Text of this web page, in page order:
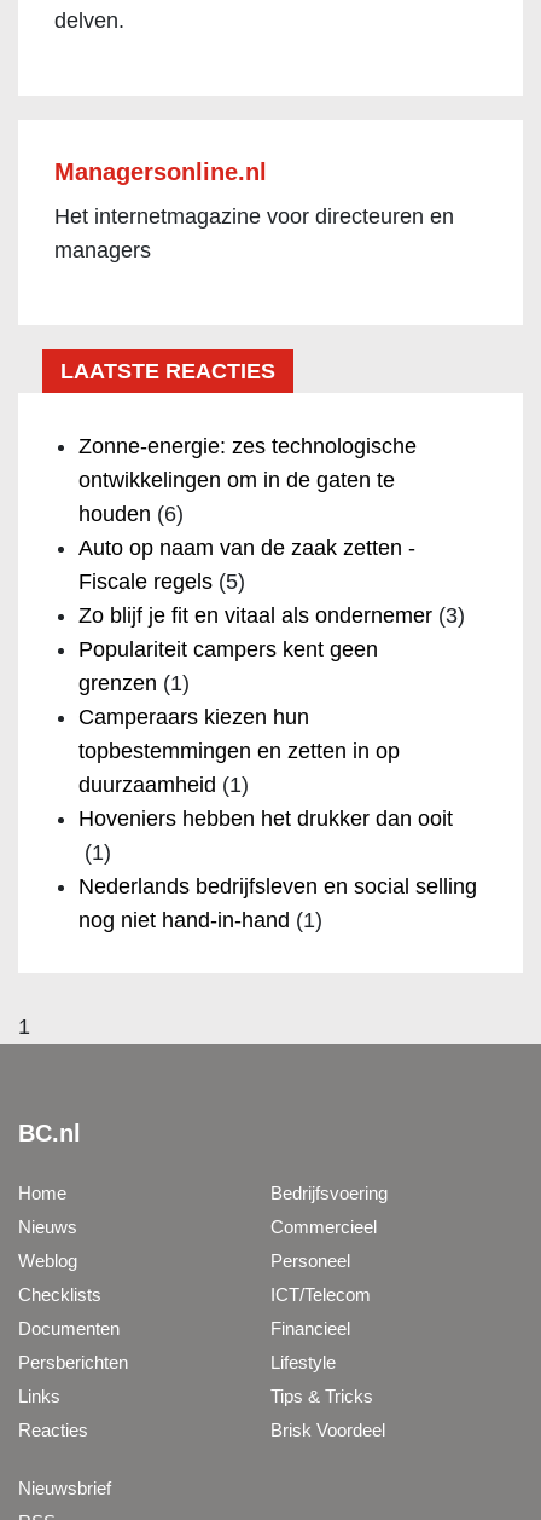
delven.
Managersonline.nl
Het internetmagazine voor directeuren en
managers
LAATSTE REACTIES
Zonne-energie: zes technologische
ontwikkelingen om in de gaten te
houden (6)
Auto op naam van de zaak zetten -
Fiscale regels (5)
Zo blijf je fit en vitaal als ondernemer (3)
Populariteit campers kent geen
grenzen (1)
Camperaars kiezen hun
topbestemmingen en zetten in op
duurzaamheid (1)
Hoveniers hebben het drukker dan ooit
(1)
Nederlands bedrijfsleven en social selling
nog niet hand-in-hand (1)
1
BC.nl
Home
Nieuws
Weblog
Checklists
Documenten
Persberichten
Links
Reacties
Bedrijfsvoering
Commercieel
Personeel
ICT/Telecom
Financieel
Lifestyle
Tips & Tricks
Brisk Voordeel
Nieuwsbrief